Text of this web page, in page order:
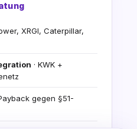
XRGI, Caterpillar,
· KWK +
gegen §51-